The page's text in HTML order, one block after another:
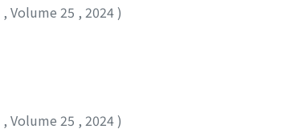
, Volume 25 , 2024)
, Volume 25 , 2024)